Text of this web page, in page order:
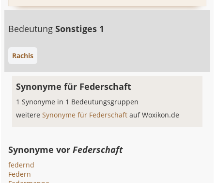
BedeutungSonstiges 1
Rachis
Synonyme für Federschaft
1 Synonyme in 1 Bedeutungsgruppen
weitereSynonyme für Federschaftauf Woxikon.de
Synonyme vorFederschaft
federnd
Federn